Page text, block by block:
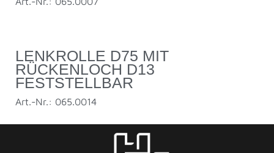
LENKROLLE D75 MIT
RÜCKENLOCH D13
FESTSTELLBAR
Art.-Nr.: 065.0014